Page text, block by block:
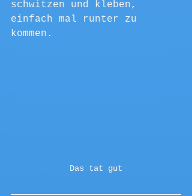
schwitzen und kleben,
einfach mal runter zu
kommen.
Das tat gut